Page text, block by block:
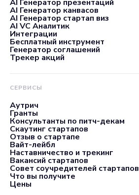
AI Генератор презентаций
AI Генератор канвасов
AI Генератор стартап виз
AI VC Аналитик
Интеграции
Бесплатный инструмент
Генератор соглашений
Трекер акций
СЕРВИСЫ
Аутрич
Гранты
Консультанты по питч-декам
Скаутинг стартапов
Отзыв о стартапе
Вайт-лейбл
Наставничество и трекинг
Вакансий стартапов
Совет соучредителей стартапов
Что вы получите
Цены